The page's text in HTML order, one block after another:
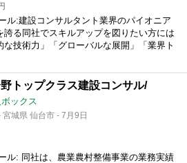
ル:建設コンサルタント業界のパイオニア
る同社でスキルアップを図りたい方には
技術力」「グローバルな展開」「業界ト
トップクラス建設コンサル/
ックス
城県 仙台市 - 7月9日
ル: 同社は、農業農村整備事業の業務実績